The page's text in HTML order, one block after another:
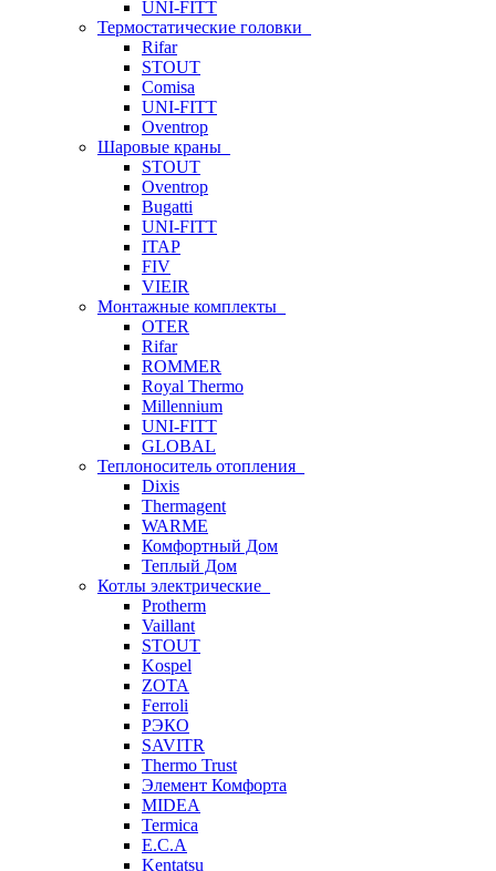
UNI-FITT
Термостатические головки
Rifar
STOUT
Comisa
UNI-FITT
Oventrop
Шаровые краны
STOUT
Oventrop
Bugatti
UNI-FITT
ITAP
FIV
VIEIR
Монтажные комплекты
OTER
Rifar
ROMMER
Royal Thermo
Millennium
UNI-FITT
GLOBAL
Теплоноситель отопления
Dixis
Thermagent
WARME
Комфортный Дом
Теплый Дом
Котлы электрические
Protherm
Vaillant
STOUT
Kospel
ZOTA
Ferroli
РЭКО
SAVITR
Thermo Trust
Элемент Комфорта
MIDEA
Termica
E.C.A
Kentatsu